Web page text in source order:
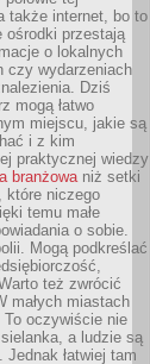
także internet, bo to
ośrodki przestają
o lokalnych
czy wydarzeniach
Dziś
mogą łatwo
miejscu, jakie są
i z kim
praktycznej wiedzy
branżowaniż setki
które niczego
temu małe
o sobie.
Mogą podkreślać
też zwrócić
małych miastach
oczywiście nie
a ludzie są
łatwiej tam